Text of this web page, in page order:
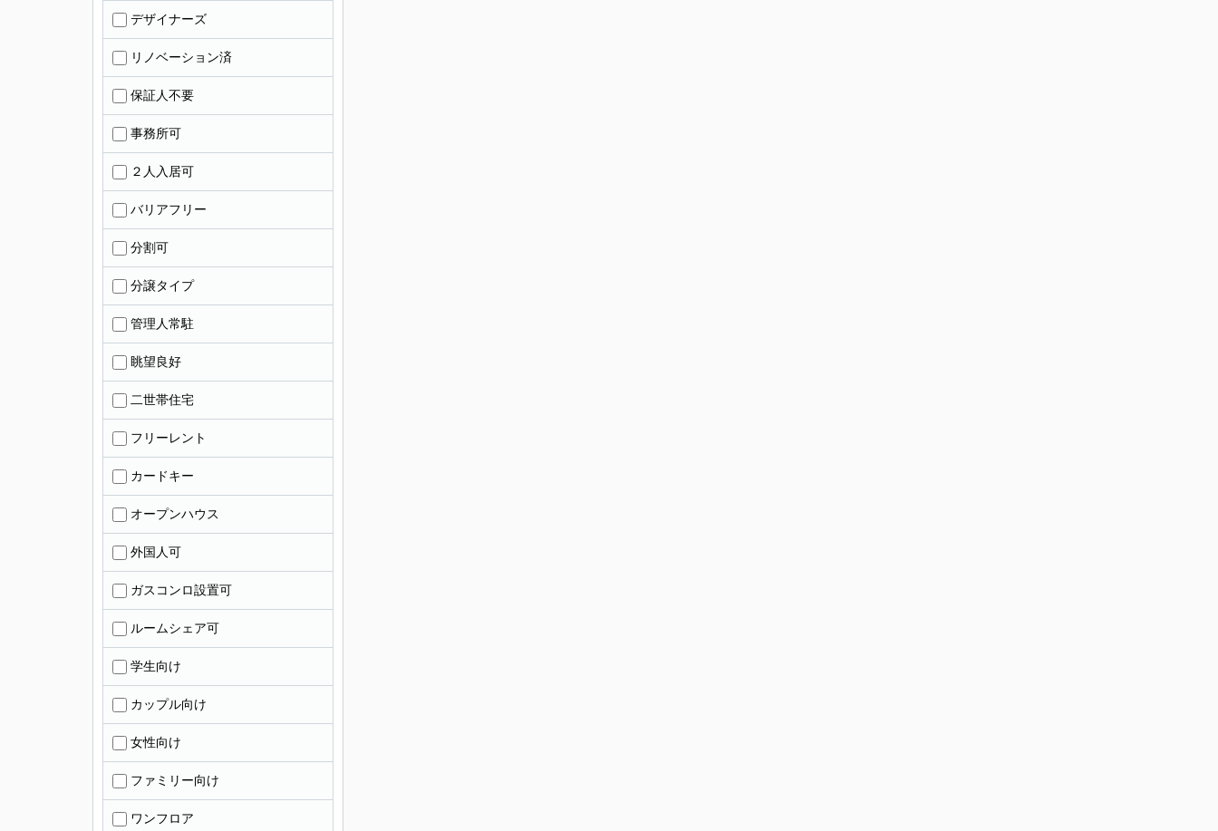
デザイナーズ
リノベーション済
保証人不要
事務所可
２人入居可
バリアフリー
分割可
分譲タイプ
管理人常駐
眺望良好
二世帯住宅
フリーレント
カードキー
オープンハウス
外国人可
ガスコンロ設置可
ルームシェア可
学生向け
カップル向け
女性向け
ファミリー向け
ワンフロア